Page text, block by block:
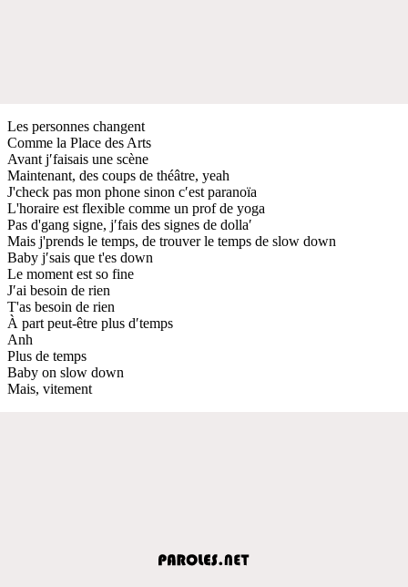
Les personnes changent
Comme la Place des Arts
Avant j′faisais une scène
Maintenant, des coups de théâtre, yeah
J'check pas mon phone sinon c′est paranoïa
L'horaire est flexible comme un prof de yoga
Pas d'gang signe, j′fais des signes de dolla′
Mais j'prends le temps, de trouver le temps de slow down
Baby j′sais que t'es down
Le moment est so fine
J′ai besoin de rien
T'as besoin de rien
À part peut-être plus d′temps
Anh
Plus de temps
Baby on slow down
Mais, vitement